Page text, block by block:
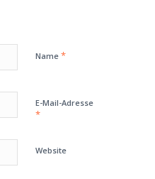
Name *
E-Mail-Adresse
*
Website